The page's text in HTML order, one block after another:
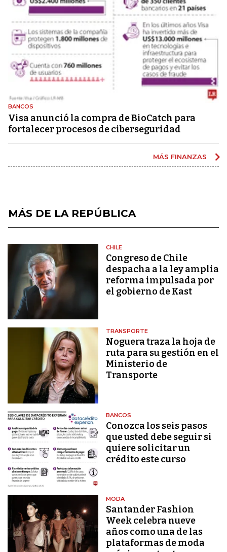
BANCOS
Visa anunció la compra de BioCatch para
fortalecer procesos de ciberseguridad
MÁS FINANZAS
MÁS DE LA REPÚBLICA
CHILE
Congreso de Chile
despacha a la ley amplia
reforma impulsada por
el gobierno de Kast
TRANSPORTE
Noguera traza la hoja de
ruta para su gestión en el
Ministerio de
Transporte
BANCOS
Conozca los seis pasos
que usted debe seguir si
quiere solicitar un
crédito este curso
MODA
Santander Fashion
Week celebra nueve
años como una de las
plataformas de moda